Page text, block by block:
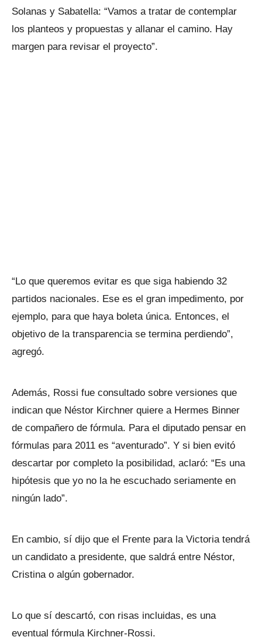
Solanas y Sabatella: “Vamos a tratar de contemplar
los planteos y propuestas y allanar el camino. Hay
margen para revisar el proyecto”.
“Lo que queremos evitar es que siga habiendo 32
partidos nacionales. Ese es el gran impedimento, por
ejemplo, para que haya boleta única. Entonces, el
objetivo de la transparencia se termina perdiendo”,
agregó.
Además, Rossi fue consultado sobre versiones que
indican que Néstor Kirchner quiere a Hermes Binner
de compañero de fórmula. Para el diputado pensar en
fórmulas para 2011 es “aventurado”. Y si bien evitó
descartar por completo la posibilidad, aclaró: “Es una
hipótesis que yo no la he escuchado seriamente en
ningún lado”.
En cambio, sí dijo que el Frente para la Victoria tendrá
un candidato a presidente, que saldrá entre Néstor,
Cristina o algún gobernador.
Lo que sí descartó, con risas incluidas, es una
eventual fórmula Kirchner-Rossi.